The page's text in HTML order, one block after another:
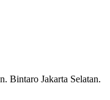
Bintaro Jakarta Selatan.